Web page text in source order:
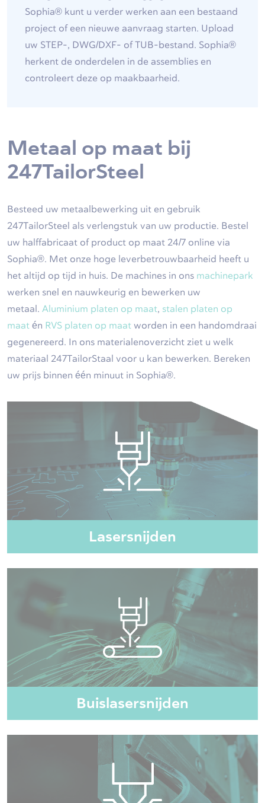
Sophia® kunt u verder werken aan een bestaand
project of een nieuwe aanvraag starten. Upload
uw STEP-, DWG/DXF- of TUB-bestand. Sophia®
herkent de onderdelen in de assemblies en
controleert deze op maakbaarheid.
Metaal op maat bij
247TailorSteel
Besteed uw metaalbewerking uit en gebruik
247TailorSteel als verlengstuk van uw productie. Bestel
uw halffabricaat of product op maat 24/7 online via
Sophia®. Met onze hoge leverbetrouwbaarheid heeft u
het altijd op tijd in huis. De machines in ons machinepark
werken snel en nauwkeurig en bewerken uw
metaal. Aluminium platen op maat, stalen platen op
maat én RVS platen op maat worden in een handomdraai
gegenereerd. In ons materialenoverzicht ziet u welk
materiaal 247TailorStaal voor u kan bewerken. Bereken
uw prijs binnen één minuut in Sophia®.
Lasersnijden
Buislasersnijden